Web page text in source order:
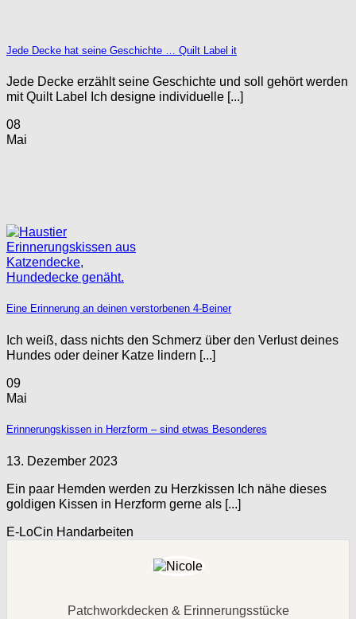
Jede Decke hat seine Geschichte … Quilt Label it
Jede Decke erzählt seine Geschichte und soll gehört werden
mit Quilt Label Ich designe individuelle [...]
08
Mai
Eine Erinnerung an deinen verstorbenen 4-Beiner
Ich weiß, dass nichts den Schmerz über den Verlust deines
Hundes oder deiner Katze lindern [...]
09
Mai
Erinnerungskissen in Herzform – sind etwas Besonderes
13. Dezember 2023
Ein paar Hemden werden zu Herzkissen Ich nähe dieses
goldigen Kissen in Herzform gerne als [...]
E-LoCin Handarbeiten
Patchworkdecken & Erinnerungsstücke